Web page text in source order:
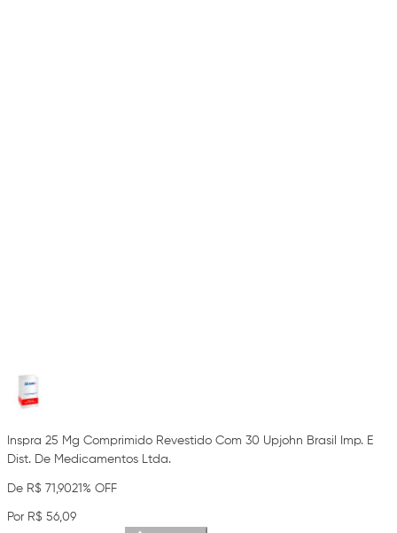
Inspra 25 Mg Comprimido Revestido Com 30 Upjohn Brasil Imp. E
Dist. De Medicamentos Ltda.
De R$ 71,9021% OFF
Por R$ 56,09